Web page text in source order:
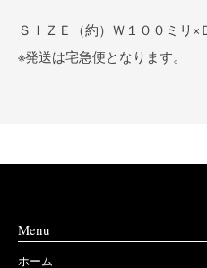
ＳＩＺＥ（約）Ｗ１００ミリ×
※発送は宅急便となります。
Menu
ホーム